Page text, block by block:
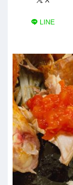
LINE